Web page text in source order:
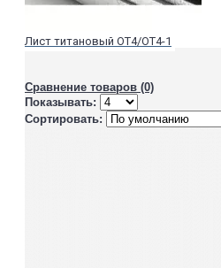
Лист титановый ОТ4/ОТ4-1
Сравнение товаров (0)
Показывать:
Сортировать: